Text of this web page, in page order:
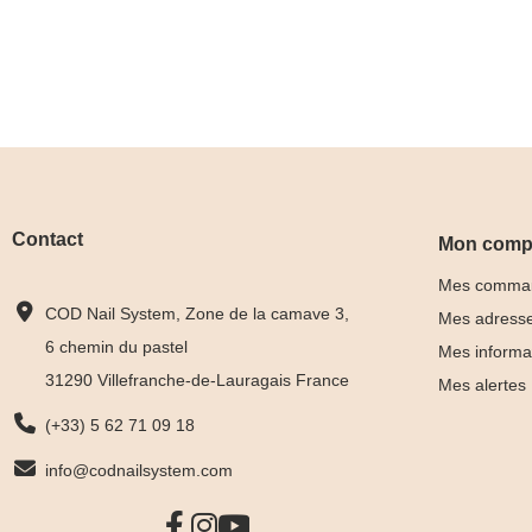
Contact
COD Nail System, Zone de la camave 3,
6 chemin du pastel
31290 Villefranche-de-Lauragais France
(+33) 5 62 71 09 18
info@codnailsystem.com
Mon
Mes
Mes
Mes
Mes alertes